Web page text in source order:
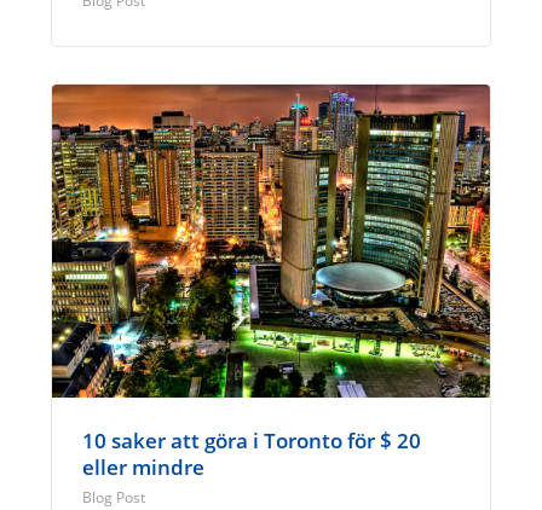
10 saker att göra i Toronto för $ 20
eller mindre
Blog Post